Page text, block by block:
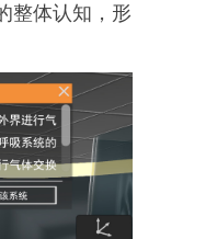
整体认知，形